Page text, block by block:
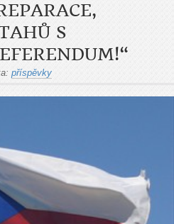
S
příspěvky